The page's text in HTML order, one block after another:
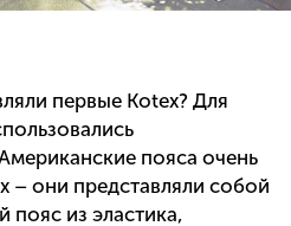
первые Kotex? Для
пояса очень
– они представляли собой
пояс из эластика,